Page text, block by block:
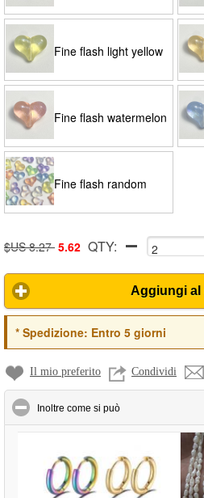
Fine flash light yellow
Fine flash watermelon
red
Fine flash random
color mixing
$US 8.27 5.62 QTY:
Aggiungi al
*Spedizione: Entro 5 giorni
Il mio preferito Condividi
Inoltre come si può